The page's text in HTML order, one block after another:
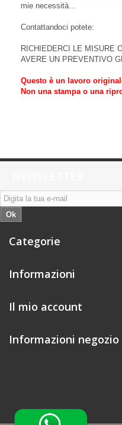
mie necessità...
Contattandoci potete:
RICHIEDERCI LE MISURE
AVERE UN PREVENTIVO
Questo è un lavoro
Non una stampa o una
Ok
Categorie
Informazioni
Il mio account
Informazioni negozio